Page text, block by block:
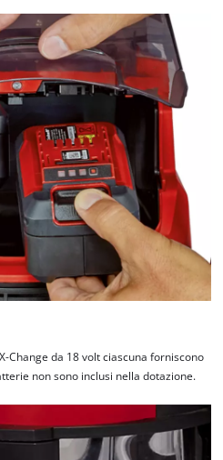
Change da 18 volt ciascuna forniscono
non sono inclusi nella dotazione.